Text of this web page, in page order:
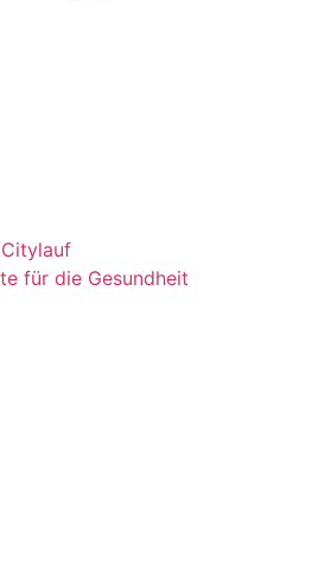
für die Gesundheit